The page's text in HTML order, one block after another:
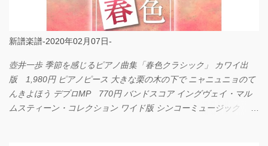
新譜楽譜-2020年02月07日-
壺井一歩 季節を感じるピアノ曲集「春色クラシック」 カワイ出
版 1,980円 ピアノピース 大きな栗の木の下で ニャニュニョのて
んきよほう デプロMP 770円 バンドスコア イングヴェイ・マル
ムスティーン・コレクション ワイド版 シンコーミュージック